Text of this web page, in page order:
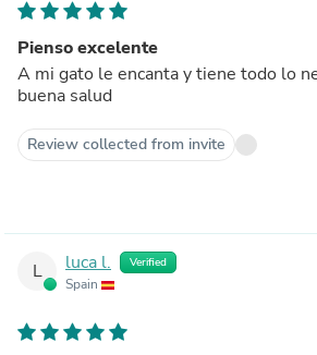
Pienso excelente
A mi gato le encanta y tiene todo lo
buena salud
Review collected from invite
L luca l. Verified
Spain